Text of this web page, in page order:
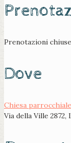
Prenotazioni chiuse
Dove
Chiesa
Via della Ville 2872,